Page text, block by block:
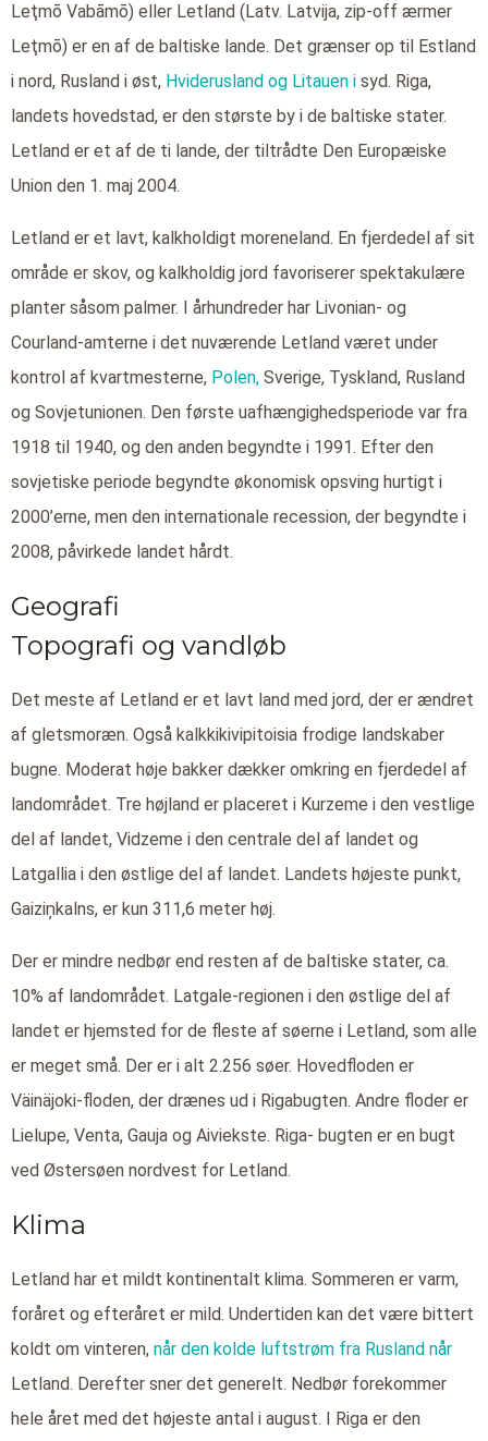
Leţmō Vabāmō) eller Letland (Latv. Latvija, zip-off ærmer
Leţmō) er en af de baltiske lande. Det grænser op til Estland
i nord, Rusland i øst, Hviderusland og Litauen i syd. Riga,
landets hovedstad, er den største by i de baltiske stater.
Letland er et af de ti lande, der tiltrådte Den Europæiske
Union den 1. maj 2004.
Letland er et lavt, kalkholdigt moreneland. En fjerdedel af sit
område er skov, og kalkholdig jord favoriserer spektakulære
planter såsom palmer. I århundreder har Livonian- og
Courland-amterne i det nuværende Letland været under
kontrol af kvartmesterne, Polen, Sverige, Tyskland, Rusland
og Sovjetunionen. Den første uafhængighedsperiode var fra
1918 til 1940, og den anden begyndte i 1991. Efter den
sovjetiske periode begyndte økonomisk opsving hurtigt i
2000’erne, men den internationale recession, der begyndte i
2008, påvirkede landet hårdt.
Geografi
Topografi og vandløb
Det meste af Letland er et lavt land med jord, der er ændret
af gletsmoræn. Også kalkkikivipitoisia frodige landskaber
bugne. Moderat høje bakker dækker omkring en fjerdedel af
landområdet. Tre højland er placeret i Kurzeme i den vestlige
del af landet, Vidzeme i den centrale del af landet og
Latgallia i den østlige del af landet. Landets højeste punkt,
Gaiziņkalns, er kun 311,6 meter høj.
Der er mindre nedbør end resten af de baltiske stater, ca.
10% af landområdet. Latgale-regionen i den østlige del af
landet er hjemsted for de fleste af søerne i Letland, som alle
er meget små. Der er i alt 2.256 søer. Hovedfloden er
Väinäjoki-floden, der drænes ud i Rigabugten. Andre floder er
Lielupe, Venta, Gauja og Aiviekste. Riga- bugten er en bugt
ved Østersøen nordvest for Letland.
Klima
Letland har et mildt kontinentalt klima. Sommeren er varm,
foråret og efteråret er mild. Undertiden kan det være bittert
koldt om vinteren, når den kolde luftstrøm fra Rusland når
Letland. Derefter sner det generelt. Nedbør forekommer
hele året med det højeste antal i august. I Riga er den